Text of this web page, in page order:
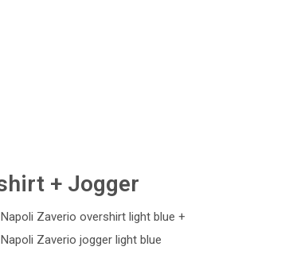
+ Jogger
Zaverio overshirt light blue +
Zaverio jogger light blue